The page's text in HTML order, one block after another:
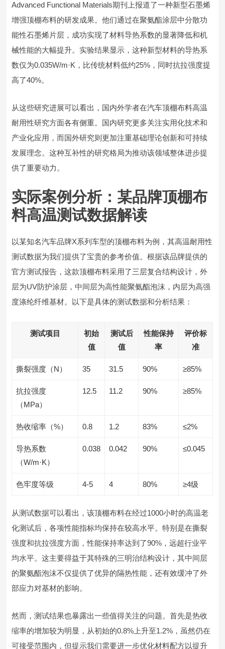
Advanced Functional Materials期刊上报道了一种新型石墨烯
增强顶棚布料的研发成果。他们通过在聚氨酯涂层中分散功
能性石墨烯片层，成功实现了材料导热系数的显著降低和机
械性能的大幅提升。实验结果显示，这种新型材料的导热系
数仅为0.035W/m·K，比传统材料低约25%，同时抗拉强度提
高了40%。
从这些研究进展可以看出，国内外学者在汽车顶棚布料高温
耐用性研究方面各有侧重。国内研究更多关注实用化技术和
产业化应用，而国外研究则更加注重基础理论创新和可持续
发展理念。这种互补性的研究格局为推动该领域整体进步提
供了重要动力。
实际案例分析：某品牌顶棚布
料高温测试数据解读
以某知名汽车品牌X系列车型的顶棚布料为例，其高温耐用性
测试数据为我们提供了宝贵的参考价值。根据该品牌提供的
官方测试报告，这款顶棚布料采用了三层复合结构设计，外
层为UV防护涂层，中间层为高性能聚氨酯泡沫，内层为高强
度涤纶纤维基材。以下是具体的测试数据和分析结果：
测试项目
初始
值
测试后
值
性能保持
率
评价标
准
撕裂强度（N） 35 31.5 90% ≥85%
抗拉强度
（MPa）
12.5 11.2 90% ≥85%
热收缩率（%） 0.8 1.2 83% ≤2%
导热系数
（W/m·K）
0.038 0.042 90% ≤0.045
色牢度等级 4-5 4 80% ≥4级
从测试数据可以看出，该顶棚布料在经过1000小时的高温老
化测试后，各项性能指标均保持在较高水平。特别是在撕裂
强度和抗拉强度方面，性能保持率达到了90%，远超行业平
均水平。这主要得益于其特殊的三明治结构设计，其中间层
的聚氨酯泡沫不仅提供了优异的隔热性能，还有效缓冲了外
部应力对基材的影响。
然而，测试结果也暴露出一些值得关注的问题。首先是热收
缩率的增加较为明显，从初始的0.8%上升至1.2%，虽然仍在
可接受范围内，但提示我们需要进一步优化材料配方以提升